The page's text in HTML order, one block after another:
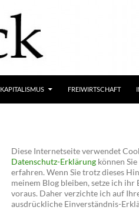
KAPITALISMUS FREIWIRTSCHAFT
Diese Internetseite verwendet
Datenschutz-Erklärung können
erfahren. Wenn Sie trotz dieses
meinem Blog bleiben, setze ich ihr
voraus. Daher verzichte ich auf
ausdrückliche Einverständnis-